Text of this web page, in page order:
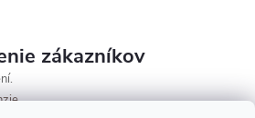
zákazníkov